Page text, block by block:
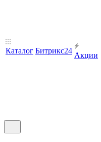
Каталог Битрикс24
Акции